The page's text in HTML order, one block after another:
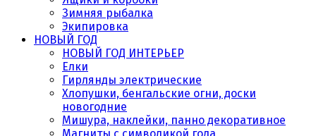
Зимняя рыбалка
Экипировка
НОВЫЙ ГОД
НОВЫЙ ГОД ИНТЕРЬЕР
Елки
Гирлянды электрические
Хлопушки, бенгальские огни, доски
новогодние
Мишура, наклейки, панно декоративное